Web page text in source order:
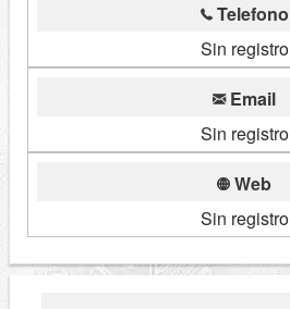
Telefono
Sin registro
Email
Sin registro
Web
Sin registro